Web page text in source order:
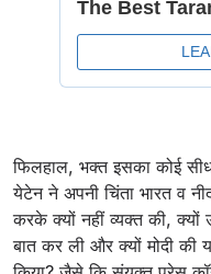
फिलहाल, भक्त इसका कोई
येटेन ने अपनी चिंता भारत व
करके क्यों नहीं व्यक्त की,
बात कर ली और क्यों मोदी की